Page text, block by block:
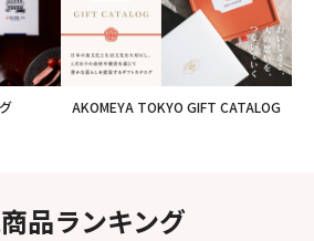
AKOMEYA TOKYO GIFT CATALOG
品ランキング